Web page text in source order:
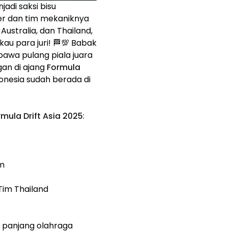
saksi bisu
dan tim mekaniknya
dan Thailand,
para juri! 🏁💯 Babak
pulang piala juara
di ajang Formula
sudah berada di
Drift Asia 2025:
Thailand
olahraga